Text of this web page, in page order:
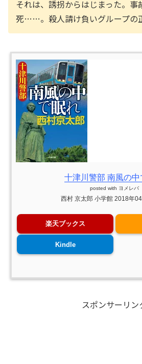
それは、誘拐からはじまった。
死……。殺人請け負いグループの
十津川警部 南風の中
posted with ヨメレバ
西村 京太郎 小学館 2018年
楽天ブックス
Kindle
スポンサーリン